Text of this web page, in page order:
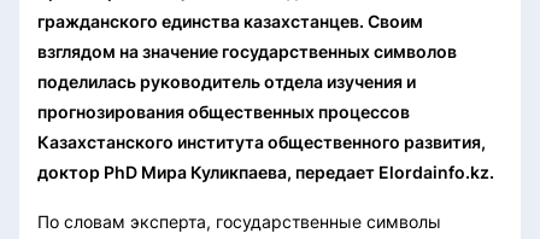
гражданского единства казахстанцев. Своим
взглядом на значение государственных символов
поделилась руководитель отдела изучения и
прогнозирования общественных процессов
Казахстанского института общественного развития,
доктор PhD Мира Куликпаева, передает Elordainfo.kz.
По словам эксперта, государственные символы